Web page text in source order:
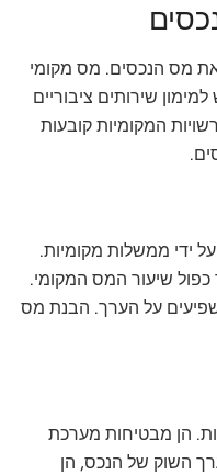
מס הנכסים. מס מקומי
שירותים ציבוריים
המקומיות קובעות
ידי ממשלות מקומיות.
שיעור המס המקומי.
על הערך. הבנת מס
הן מבטיחות מערכת
השוק של הנכס, הן